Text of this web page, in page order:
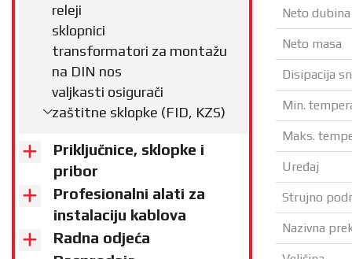
releji
sklopnici
transformatori za montažu
na DIN nos
valjkasti osigurači
zaštitne sklopke (FID, KZS)
Priključnice, sklopke i
pribor
Profesionalni alati za
instalaciju kablova
Radna odjeća
Neto dubina
Neto masa
Disipacija
Min.
Maks.
Uređaj
Strujno
Nazivna